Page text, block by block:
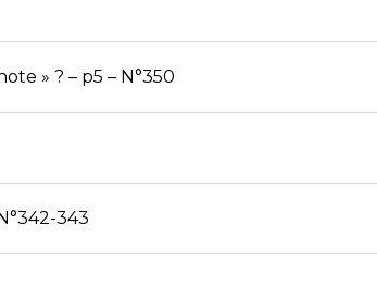
» ? – p5 – N°350
343